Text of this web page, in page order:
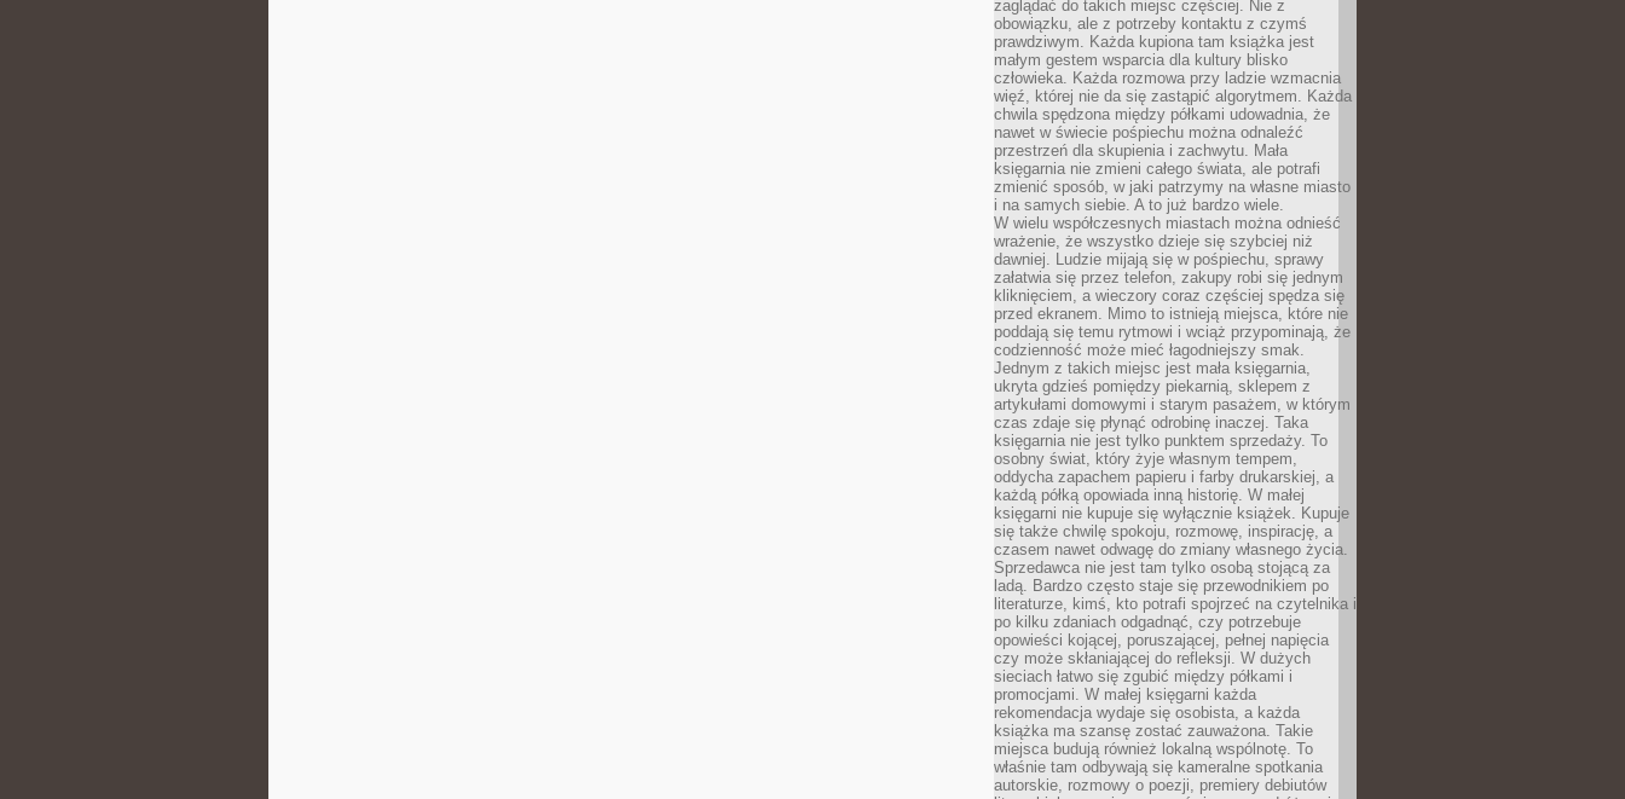
zaglądać do takich miejsc częściej. Nie z
obowiązku, ale z potrzeby kontaktu z czymś
prawdziwym. Każda kupiona tam książka jest
małym gestem wsparcia dla kultury blisko
człowieka. Każda rozmowa przy ladzie wzmacnia
więź, której nie da się zastąpić algorytmem. Każda
chwila spędzona między półkami udowadnia, że
nawet w świecie pośpiechu można odnaleźć
przestrzeń dla skupienia i zachwytu. Mała
księgarnia nie zmieni całego świata, ale potrafi
zmienić sposób, w jaki patrzymy na własne miasto
i na samych siebie. A to już bardzo wiele.
W wielu współczesnych miastach można odnieść
wrażenie, że wszystko dzieje się szybciej niż
dawniej. Ludzie mijają się w pośpiechu, sprawy
załatwia się przez telefon, zakupy robi się jednym
kliknięciem, a wieczory coraz częściej spędza się
przed ekranem. Mimo to istnieją miejsca, które nie
poddają się temu rytmowi i wciąż przypominają, że
codzienność może mieć łagodniejszy smak.
Jednym z takich miejsc jest mała księgarnia,
ukryta gdzieś pomiędzy piekarnią, sklepem z
artykułami domowymi i starym pasażem, w którym
czas zdaje się płynąć odrobinę inaczej. Taka
księgarnia nie jest tylko punktem sprzedaży. To
osobny świat, który żyje własnym tempem,
oddycha zapachem papieru i farby drukarskiej, a
każdą półką opowiada inną historię. W małej
księgarni nie kupuje się wyłącznie książek. Kupuje
się także chwilę spokoju, rozmowę, inspirację, a
czasem nawet odwagę do zmiany własnego życia.
Sprzedawca nie jest tam tylko osobą stojącą za
ladą. Bardzo często staje się przewodnikiem po
literaturze, kimś, kto potrafi spojrzeć na czytelnika i
po kilku zdaniach odgadnąć, czy potrzebuje
opowieści kojącej, poruszającej, pełnej napięcia
czy może skłaniającej do refleksji. W dużych
sieciach łatwo się zgubić między półkami i
promocjami. W małej księgarni każda
rekomendacja wydaje się osobista, a każda
książka ma szansę zostać zauważona. Takie
miejsca budują również lokalną wspólnotę. To
właśnie tam odbywają się kameralne spotkania
autorskie, rozmowy o poezji, premiery debiutów